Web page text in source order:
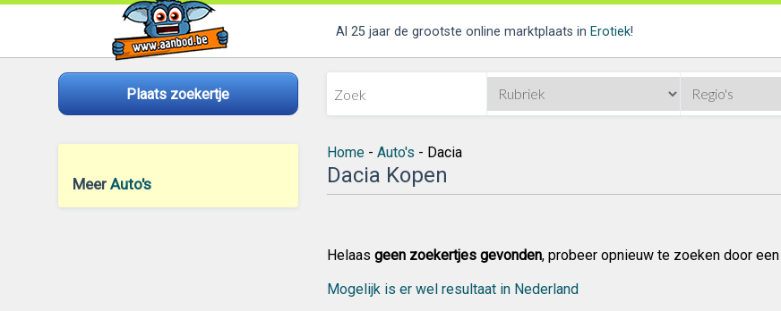
Al 25 jaar de grootste online marktplaats in Erotiek!
Plaats zoekertje
Meer Auto's
Home- Auto's - Dacia
Dacia Kopen
Helaas geen zoekertjes gevonden, probeer opnieuw te zoeken door
Mogelijk is er wel resultaat in Nederland